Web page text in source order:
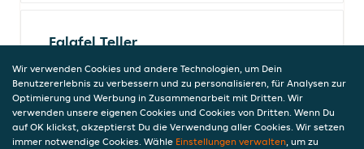
Falafel Teller
7,50 €
inkl. Pfand (0,00 €)
Wir verwenden Cookies und andere Technologien, um Dein
Benutzererlebnis zu verbessern und zu personalisieren, für Analysen zur
Optimierung und Werbung in Zusammenarbeit mit Dritten. Wir
verwenden unsere eigenen Cookies und Cookies von Dritten. Wenn Du
auf OK klickst, akzeptierst Du die Verwendung aller Cookies. Wir setzen
immer notwendige Cookies. Wähle Einstellungen verwalten, um zu